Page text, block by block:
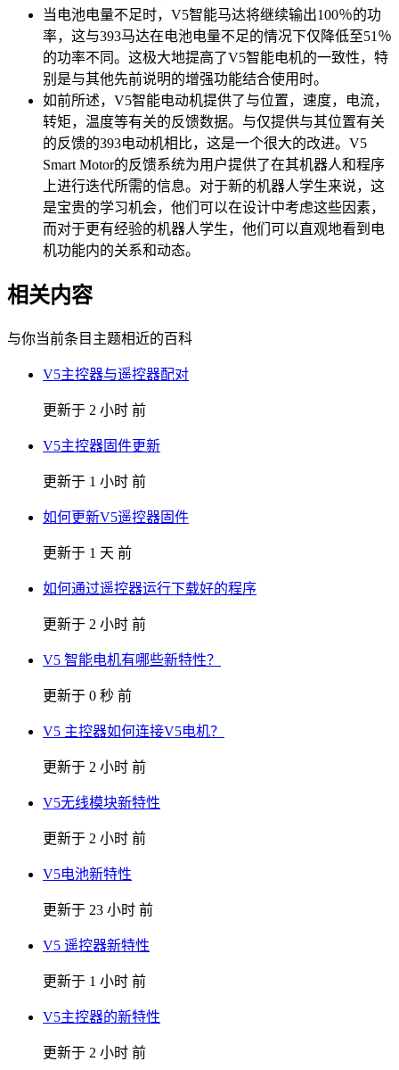
当电池电量不足时，V5智能马达将继续输出100％的功
率，这与393马达在电池电量不足的情况下仅降低至51％
的功率不同。这极大地提高了V5智能电机的一致性，特
别是与其他先前说明的增强功能结合使用时。
如前所述，V5智能电动机提供了与位置，速度，电流，
转矩，温度等有关的反馈数据。与仅提供与其位置有关
的反馈的393电动机相比，这是一个很大的改进。V5
Smart Motor的反馈系统为用户提供了在其机器人和程序
上进行迭代所需的信息。对于新的机器人学生来说，这
是宝贵的学习机会，他们可以在设计中考虑这些因素，
而对于更有经验的机器人学生，他们可以直观地看到电
机功能内的关系和动态。
相关内容
与你当前条目主题相近的百科
V5主控器与遥控器配对
更新于 2 小时 前
V5主控器固件更新
更新于 1 小时 前
如何更新V5遥控器固件
更新于 1 天 前
如何通过遥控器运行下载好的程序
更新于 2 小时 前
V5 智能电机有哪些新特性？
更新于 0 秒 前
V5 主控器如何连接V5电机？
更新于 2 小时 前
V5无线模块新特性
更新于 2 小时 前
V5电池新特性
更新于 23 小时 前
V5 遥控器新特性
更新于 1 小时 前
V5主控器的新特性
更新于 2 小时 前